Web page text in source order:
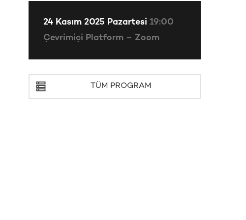
24 Kasım 2025 Pazartesi 19:00
Çevrimiçi Platform – Zoom
TÜM PROGRAM